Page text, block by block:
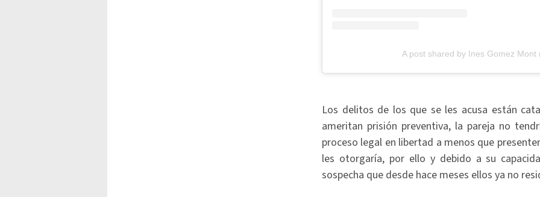
A post shared by Ines Gomez Mont
Los delitos de los que se les acusa están
ameritan prisión preventiva, la pareja no
proceso legal en libertad a menos que
les otorgaría, por ello y debido a su
sospecha que desde hace meses ellos ya no